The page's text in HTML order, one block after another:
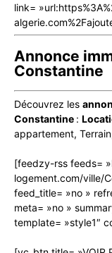
link=
Annonce
Constantine
Découvrez les
Constantine :
appartement,
[feedzy-rss feeds=
logement.com/ville/
feed_title= »no »
meta= »no »
template= »style1″